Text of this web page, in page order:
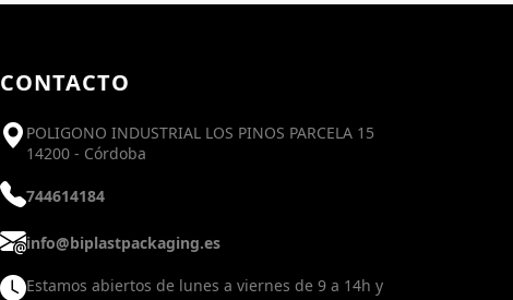
CONTACTO
POLIGONO INDUSTRIAL LOS PINOS PARCELA 15
14200 - Córdoba
744614184
info@biplastpackaging.es
Estamos abiertos de lunes a viernes de 9 a 14h y